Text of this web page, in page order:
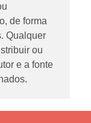
de forma
Qualquer
ou
e a fonte